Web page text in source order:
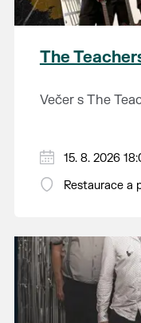
The
Večer s The
15. 8. 2026
Restaurace a